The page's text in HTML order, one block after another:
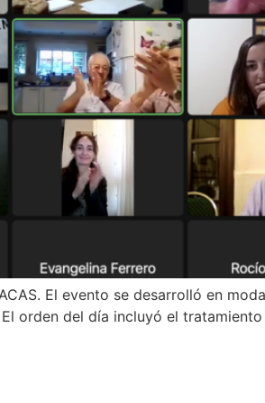
El evento se desarrolló en
orden del día incluyó el